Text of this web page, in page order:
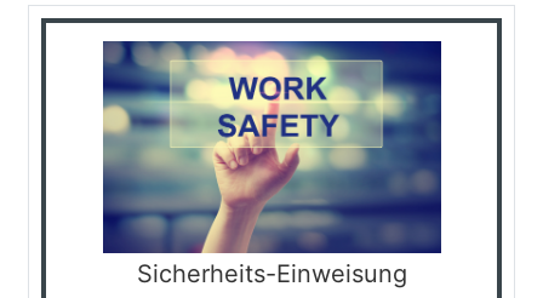
Sicherheits-Einweisung